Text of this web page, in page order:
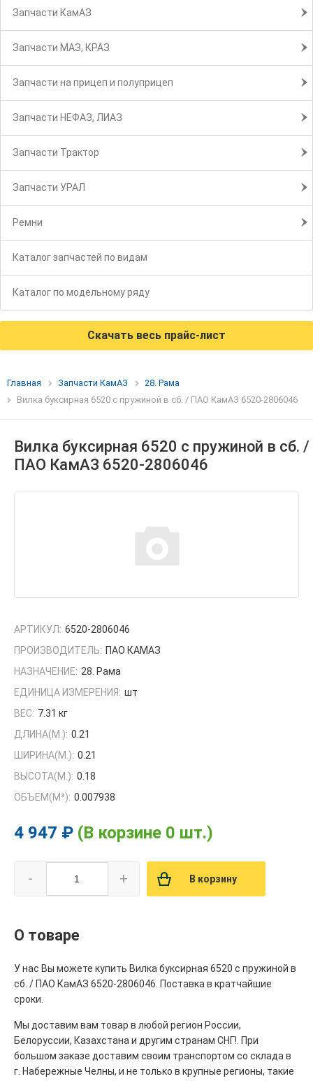
Запчасти КамАЗ
Запчасти МАЗ, КРАЗ
Запчасти на прицеп и полуприцеп
Запчасти НЕФАЗ, ЛИАЗ
Запчасти Трактор
Запчасти УРАЛ
Ремни
Каталог запчастей по видам
Каталог по модельному ряду
Скачать весь прайс-лист
Главная Запчасти КамАЗ
28. Рама
Вилка буксирная 6520 с пружиной в сб. / ПАО КамАЗ 6520-2806046
Вилка буксирная 6520 с пружиной в сб. /
ПАО КамАЗ 6520-2806046
АРТИКУЛ: 6520-2806046
ПРОИЗВОДИТЕЛЬ: ПАО КАМАЗ
НАЗНАЧЕНИЕ: 28. Рама
ЕДИНИЦА ИЗМЕРЕНИЯ: шт
ВЕС: 7.31 кг
ДЛИНА(М.): 0.21
ШИРИНА(М.): 0.21
ВЫСОТА(М.): 0.18
ОБЪЕМ(M³): 0.007938
4 947 ₽ (В корзине 0 шт.)
- + В корзину
О товаре
У нас Вы можете купить Вилка буксирная 6520 с пружиной в
сб. / ПАО КамАЗ 6520-2806046. Поставка в кратчайшие
сроки.
Мы доставим вам товар в любой регион России,
Белоруссии, Казахстана и другим странам СНГ!. При
большом заказе доставим своим транспортом со склада в
г. Набережные Челны, и не только в крупные регионы, такие